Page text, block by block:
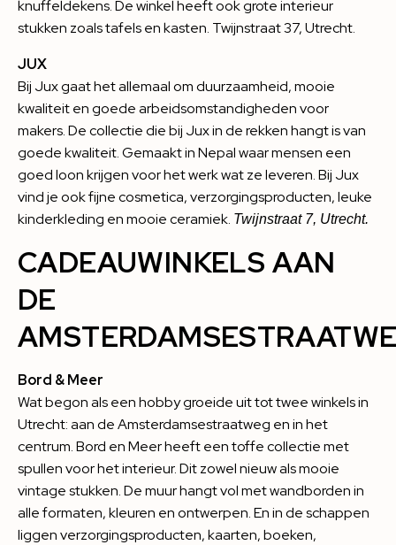
knuffeldekens. De winkel heeft ook grote interieur
stukken zoals tafels en kasten. Twijnstraat 37, Utrecht.
JUX
Bij Jux gaat het allemaal om duurzaamheid, mooie
kwaliteit en goede arbeidsomstandigheden voor
makers. De collectie die bij Jux in de rekken hangt is van
goede kwaliteit. Gemaakt in Nepal waar mensen een
goed loon krijgen voor het werk wat ze leveren. Bij Jux
vind je ook fijne cosmetica, verzorgingsproducten, leuke
kinderkleding en mooie ceramiek. Twijnstraat 7, Utrecht.
CADEAUWINKELS AAN
DE
Bord & Meer
Wat begon als een hobby groeide uit tot twee winkels in
Utrecht: aan de Amsterdamsestraatweg en in het
centrum.Bord en Meerheeft een toffe collectie met
spullen voor het interieur. Dit zowel nieuw als mooie
vintage stukken. De muur hangt vol met wandborden in
alle formaten, kleuren en ontwerpen. En in de schappen
liggen verzorgingsproducten, kaarten, boeken,